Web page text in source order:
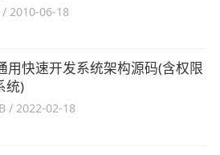
/ 2010-06-18
用快速开发系统架构源码(含权限
统)
/2022-02-18